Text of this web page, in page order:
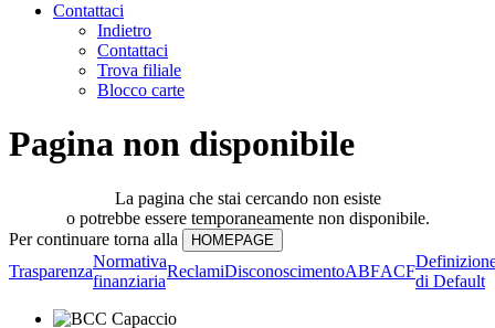
Contattaci
Indietro
Contattaci
Trova filiale
Blocco carte
Pagina non disponibile
La pagina che stai cercando non esiste
o potrebbe essere temporaneamente non disponibile.
Per continuare torna alla
Trasparenza
Normativa
finanziaria
ReclamiDisconoscimentoABFACF
di Default